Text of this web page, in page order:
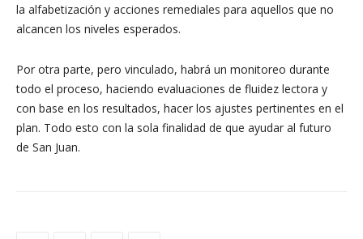
la alfabetización y acciones remediales para aquellos que no
alcancen los niveles esperados.
Por otra parte, pero vinculado, habrá un monitoreo durante
todo el proceso, haciendo evaluaciones de fluidez lectora y
con base en los resultados, hacer los ajustes pertinentes en el
plan. Todo esto con la sola finalidad de que ayudar al futuro
de San Juan.